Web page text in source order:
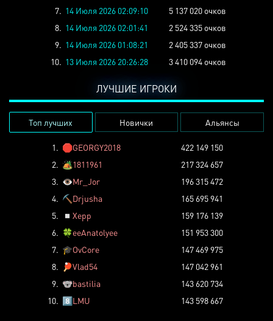
7. 14 Июля 2026 02:09:10
5 137 020 очков
8. 14 Июля 2026 02:01:41
2 524 335 очков
9. 14 Июля 2026 01:08:21
2 405 337 очков
10. 13 Июля 2026 20:26:28 3 410 094 очков
ЛУЧШИЕ ИГРОКИ
Топ лучших Новички Альянсы
1. 🛑GEORGY2018
422 149 150
2. 🏕️1811961
217 324 657
3. 👁️Mr_Jor
196 315 472
4. ⛏️ Drjusha
165 695 941
5.
◽ Xepp
159 176 139
6. 🍀eeAnatolyee
151 953 300
7. 🎓OvCore
147 469 975
8.
🏓Vlad54
147 042 961
9. 🐨bastilia
143 620 734
10. 8️⃣LMU 143 598 667